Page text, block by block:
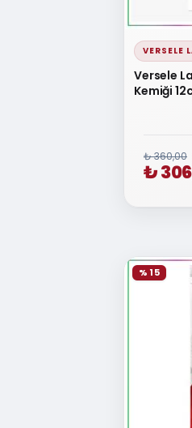
VERSELE
Versele
Kemiği
₺ 360,00
₺
% 15